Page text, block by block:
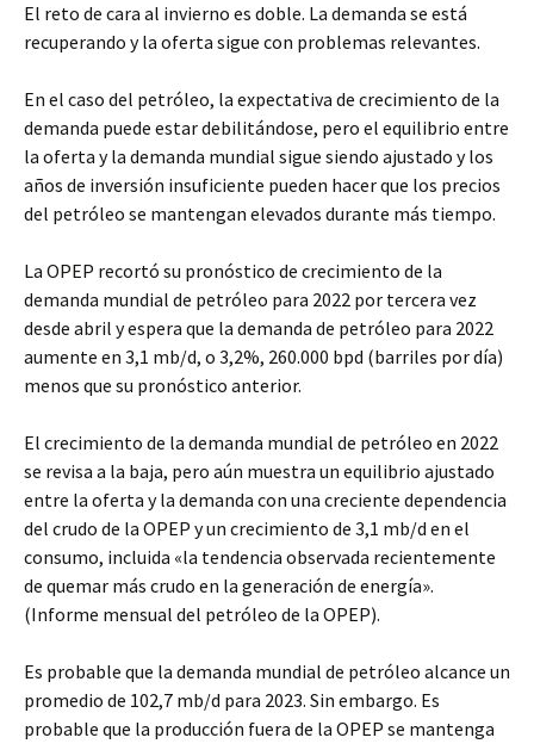
El reto de cara al invierno es doble. La demanda se está
recuperando y la oferta sigue con problemas relevantes.
En el caso del petróleo, la expectativa de crecimiento de la
demanda puede estar debilitándose, pero el equilibrio entre
la oferta y la demanda mundial sigue siendo ajustado y los
años de inversión insuficiente pueden hacer que los precios
del petróleo se mantengan elevados durante más tiempo.
La OPEP recortó su pronóstico de crecimiento de la
demanda mundial de petróleo para 2022 por tercera vez
desde abril y espera que la demanda de petróleo para 2022
aumente en 3,1 mb/d, o 3,2%, 260.000 bpd (barriles por día)
menos que su pronóstico anterior.
El crecimiento de la demanda mundial de petróleo en 2022
se revisa a la baja, pero aún muestra un equilibrio ajustado
entre la oferta y la demanda con una creciente dependencia
del crudo de la OPEP y un crecimiento de 3,1 mb/d en el
consumo, incluida «la tendencia observada recientemente
de quemar más crudo en la generación de energía».
(Informe mensual del petróleo de la OPEP).
Es probable que la demanda mundial de petróleo alcance un
promedio de 102,7 mb/d para 2023. Sin embargo. Es
probable que la producción fuera de la OPEP se mantenga